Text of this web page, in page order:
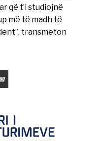
që t’i studiojnë
më të madh të
transmeton